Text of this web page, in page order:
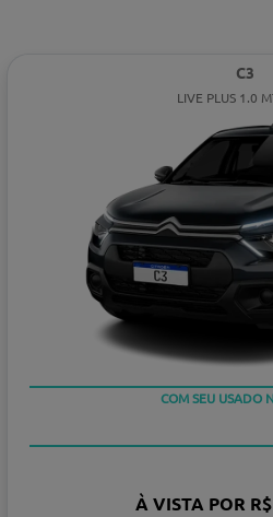
C3
LIVE PLUS 1.0
COM SEU USADO
À VISTA POR